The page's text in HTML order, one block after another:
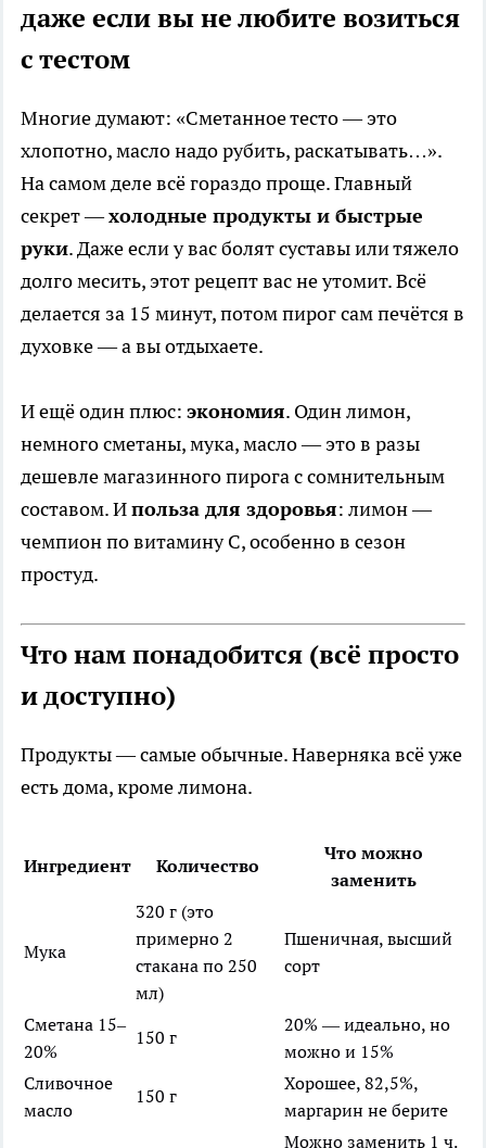
даже если вы не любите возиться
с тестом
Многие думают: «Сметанное тесто — это
хлопотно, масло надо рубить, раскатывать…».
На самом деле всё гораздо проще. Главный
секрет —холодные продукты и быстрые
руки. Даже если у вас болят суставы или тяжело
долго месить, этот рецепт вас не утомит. Всё
делается за 15 минут, потом пирог сам печётся в
духовке — а вы отдыхаете.
И ещё один плюс: экономия. Один лимон,
немного сметаны, мука, масло — это в разы
дешевле магазинного пирога с сомнительным
составом. Ипольза для здоровья: лимон —
чемпион по витамину С, особенно в сезон
простуд.
Что нам понадобится (всё просто
и доступно)
Продукты — самые обычные. Наверняка всё уже
есть дома, кроме лимона.
Ингредиент Количество
Что можно
заменить
Мука
320 г (это
примерно 2
стакана по 250
мл)
Пшеничная, высший
сорт
Сметана 15–
20%
150 г
20% — идеально, но
можно и 15%
Сливочное
масло
150 г
Хорошее, 82,5%,
маргарин не берите
Можно заменить 1 ч.